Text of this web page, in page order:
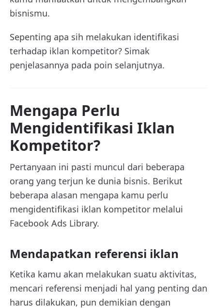
bisnismu.
Sepenting apa sih melakukan identifikasi
terhadap iklan kompetitor? Simak
penjelasannya pada poin selanjutnya.
Mengapa Perlu
Mengidentifikasi Iklan
Kompetitor?
Pertanyaan ini pasti muncul dari beberapa
orang yang terjun ke dunia bisnis. Berikut
beberapa alasan mengapa kamu perlu
mengidentifikasi iklan kompetitor melalui
Facebook Ads Library.
Mendapatkan referensi iklan
Ketika kamu akan melakukan suatu aktivitas,
mencari referensi menjadi hal yang penting dan
harus dilakukan, pun demikian dengan